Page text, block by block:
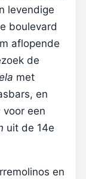
levendige
boulevard
aflopende
de
met
en
voor een
uit de 14e
en